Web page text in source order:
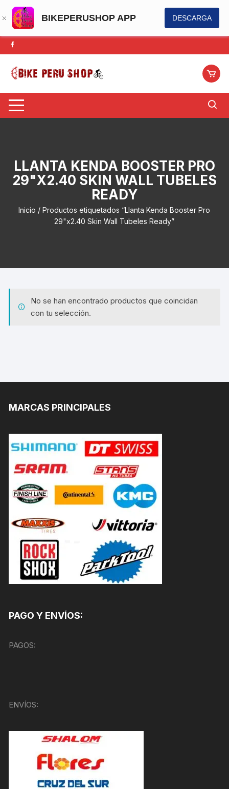
BIKEPERUSHOP APP DESCARGA
Saltar
al
contenido
LLANTA KENDA BOOSTER PRO
29"X2.40 SKIN WALL TUBELES
READY
Inicio / Productos etiquetados “Llanta Kenda Booster Pro
29"x2.40 Skin Wall Tubeles Ready”
No se han encontrado productos que coincidan
con tu selección.
MARCAS PRINCIPALES
PAGO Y ENVÍOS:
PAGOS:
ENVÍOS: